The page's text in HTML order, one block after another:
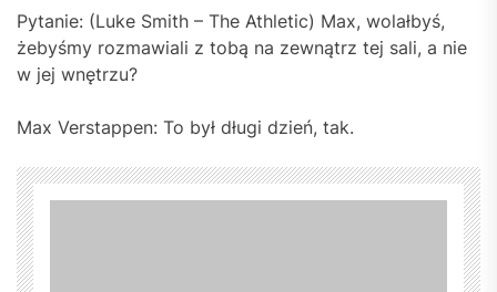
Pytanie: (Luke Smith – The Athletic) Max, wolałbyś,
żebyśmy rozmawiali z tobą na zewnątrz tej sali, a nie
w jej wnętrzu?
Max Verstappen: To był długi dzień, tak.